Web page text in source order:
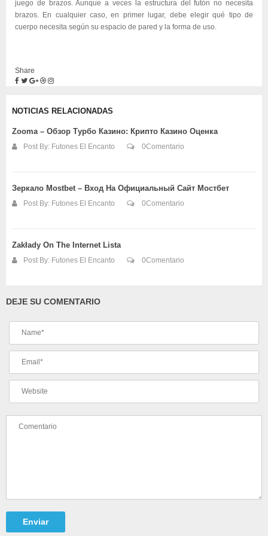
juego de brazos. Aunque a veces la estructura del futón no necesita
brazos. En cualquier caso, en primer lugar, debe elegir qué tipo de
cuerpo necesita según su espacio de pared y la forma de uso.
Share
NOTICIAS RELACIONADAS
Zooma – Обзор Турбо Казино: Крипто Казино Оценка
Post By: Futones El Encanto 0Comentario
Зеркало Mostbet – Вход На Официальный Сайт Мостбет
Post By: Futones El Encanto 0Comentario
Zakłady On The Internet Lista
Post By: Futones El Encanto 0Comentario
DEJE SU COMENTARIO
Enviar